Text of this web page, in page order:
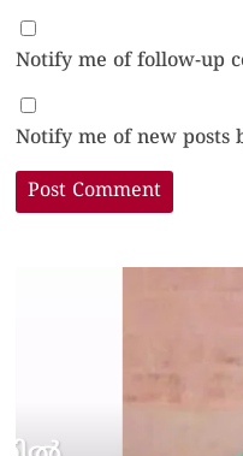
Notify me of follow-up
Notify me of new posts